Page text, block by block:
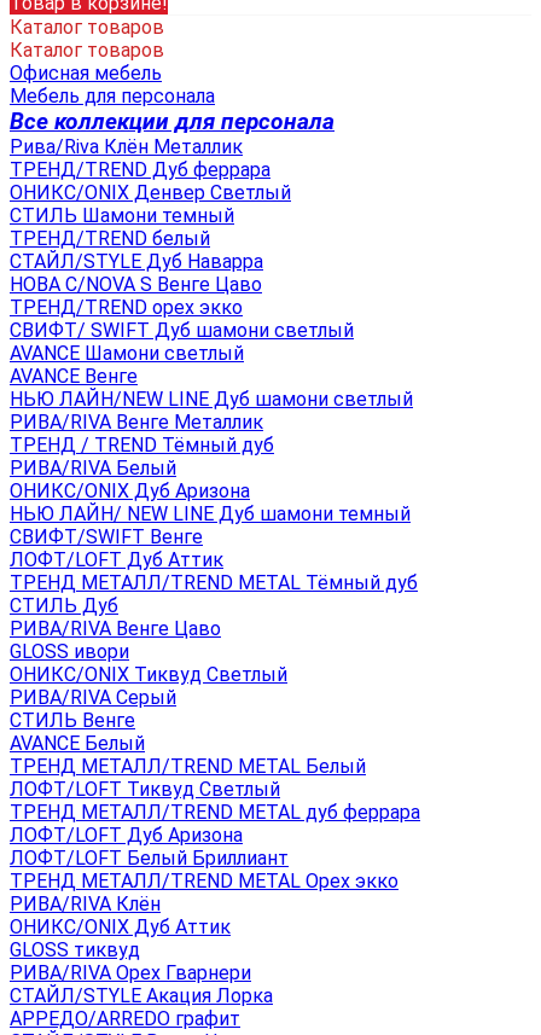
Каталог товаров
Каталог товаров
Офисная мебель
Мебель для персонала
Все коллекции для персонала
Рива/Riva Клён Металлик
ТРЕНД/TREND Дуб феррара
ОНИКС/ONIX Денвер Светлый
СТИЛЬ Шамони темный
ТРЕНД/TREND белый
СТАЙЛ/STYLE Дуб Наварра
НОВА С/NOVA S Венге Цаво
ТРЕНД/TREND орех экко
СВИФТ/ SWIFT Дуб шамони светлый
AVANCE Шамони светлый
AVANCE Венге
НЬЮ ЛАЙН/NEW LINE Дуб шамони светлый
РИВА/RIVA Венге Металлик
TРЕНД / TREND Тёмный дуб
РИВА/RIVA Белый
ОНИКС/ONIX Дуб Аризона
НЬЮ ЛАЙН/ NEW LINE Дуб шамони темный
СВИФТ/SWIFT Венге
ЛОФТ/LOFT Дуб Аттик
ТРЕНД МЕТАЛЛ/TREND METAL Тёмный дуб
СТИЛЬ Дуб
РИВА/RIVA Венге Цаво
GLOSS ивори
ОНИКС/ONIX Тиквуд Светлый
РИВА/RIVA Серый
СТИЛЬ Венге
AVANСE Белый
ТРЕНД МЕТАЛЛ/TREND METAL Белый
ЛОФТ/LOFT Тиквуд Светлый
ТРЕНД МЕТАЛЛ/TREND METAL дуб феррара
ЛОФТ/LOFT Дуб Аризона
ЛОФТ/LOFT Белый Бриллиант
ТРЕНД МЕТАЛЛ/TREND METAL Орех экко
РИВА/RIVA Клён
ОНИКС/ONIX Дуб Аттик
GLOSS тиквуд
РИВА/RIVA Орех Гварнери
СТАЙЛ/STYLE Акация Лорка
АРРЕДО/ARREDO графит